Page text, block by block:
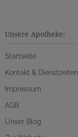
Unsere Apotheke:
Startseite
Kontakt & Dienstzeiten
Impressum
AGB
Unser Blog